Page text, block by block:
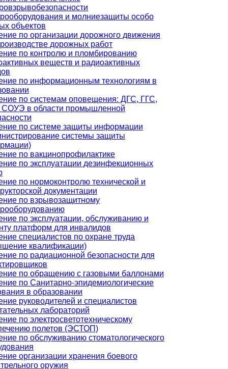
и молниезащиты особо
объектов
по организации дорожного движения
дорожных работ
по контролю и пломбированию
веществ и радиоактивных
по информационным технологиям в
по системам оповещения: ДГС, ГГС,
в области промышленной
по системе защиты информации
системы защиты
по вакцинопрофилактике
по эксплуатации дезинфекционных
по нормоконтролю технической и
документации
по взрывозащитному
по эксплуатации, обслуживанию и
платформ для инвалидов
специалистов по охране труда
квалификации)
по радиационной безопасности для
по обращению с газовыми баллонами
по Санитарно-эпидемиологические
в образовании
руководителей и специалистов
лабораторий
по электросветотехническому
полетов (ЭСТОП)
по обслуживанию стоматологического
организации хранения боевого
оружия